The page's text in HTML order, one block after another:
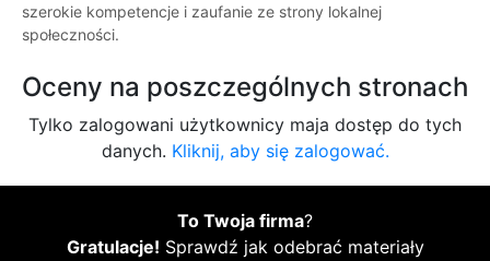
szerokie kompetencje i zaufanie ze strony lokalnej
społeczności.
Oceny na poszczególnych stronach
Tylko zalogowani użytkownicy maja dostęp do tych
danych. Kliknij, aby się zalogować.
To Twoja firma?
Gratulacje! Sprawdź jak odebrać materiały